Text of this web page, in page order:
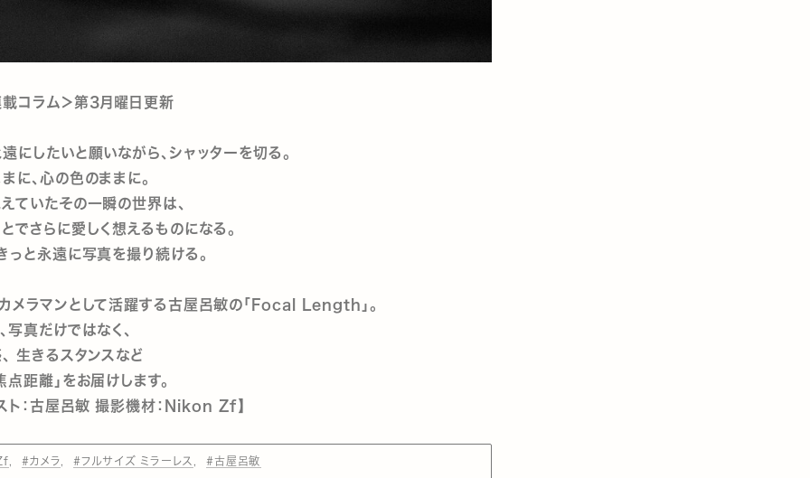
コラム＞第3月曜日更新
にしたいと願いながら、シャッターを切る。
に、心の色のままに。
ていたその一瞬の世界は、
でさらに愛しく想えるものになる。
っと永遠に写真を撮り続ける。
ラマンとして活躍する古屋呂敏の「Focal Length」。
写真だけではなく、
生きるスタンスなど
点距離」をお届けします。
ト：古屋呂敏 撮影機材：Nikon Zf】
#カメラ #フルサイズ ミラーレス #古屋呂敏